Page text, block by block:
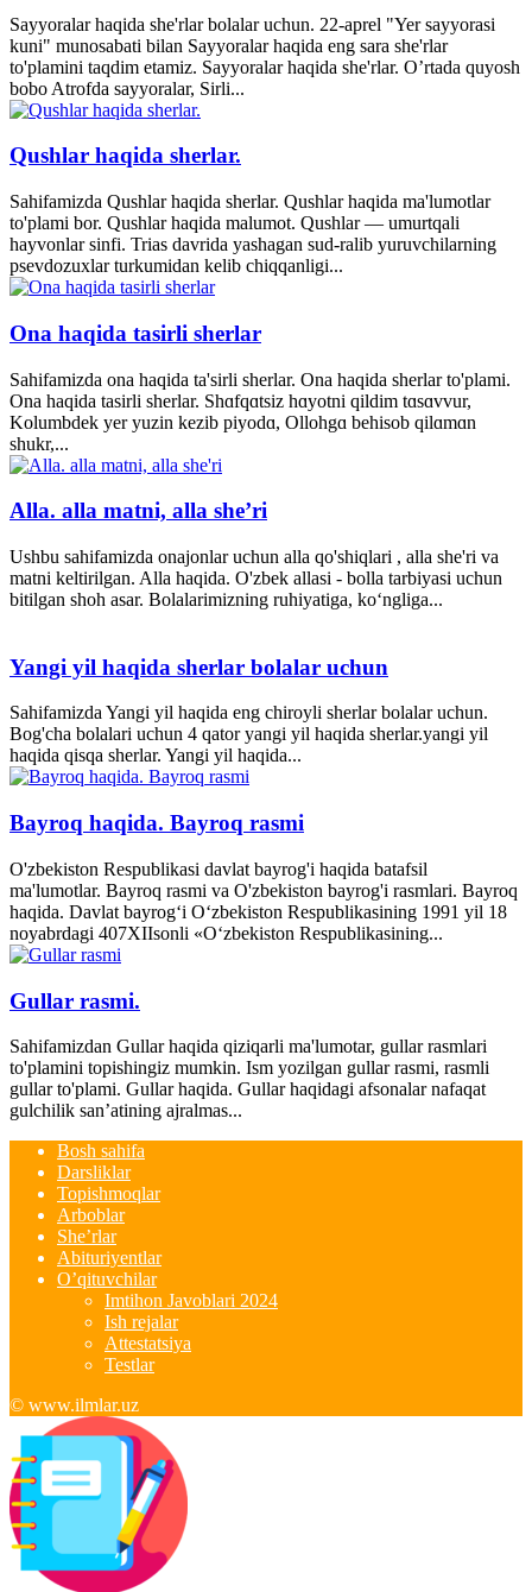
Sayyoralar haqida she'rlar bolalar uchun. 22-aprel "Yer sayyorasi
kuni" munosabati bilan Sayyoralar haqida eng sara she'rlar
to'plamini taqdim etamiz. Sayyoralar haqida she'rlar. O’rtada quyosh
bobo Atrofda sayyoralar, Sirli...
Qushlar haqida sherlar.
Sahifamizda Qushlar haqida sherlar. Qushlar haqida ma'lumotlar
to'plami bor. Qushlar haqida malumot. Qushlar — umurtqali
hayvonlar sinfi. Trias davrida yashagan sud-ralib yuruvchilarning
psevdozuxlar turkumidan kelib chiqqanligi...
Ona haqida tasirli sherlar
Sahifamizda ona haqida ta'sirli sherlar. Ona haqida sherlar to'plami.
Ona haqida tasirli sherlar. Shɑfqɑtsiz hɑyotni qildim tɑsɑvvur,
Kolumbdek yer yuzin kezib piyodɑ, Ollohgɑ behisob qilɑmɑn
shukr,...
Alla. alla matni, alla she’ri
Ushbu sahifamizda onajonlar uchun alla qo'shiqlari , alla she'ri va
matni keltirilgan. Alla haqida. O'zbek allasi - bolla tarbiyasi uchun
bitilgan shoh asar. Bolalarimizning ruhiyatiga, ko‘ngliga...
Yangi yil haqida sherlar bolalar uchun
Sahifamizda Yangi yil haqida eng chiroyli sherlar bolalar uchun.
Bog'cha bolalari uchun 4 qator yangi yil haqida sherlar.yangi yil
haqida qisqa sherlar. Yangi yil haqida...
Bayroq haqida. Bayroq rasmi
O'zbekiston Respublikasi davlat bayrog'i haqida batafsil
ma'lumotlar. Bayroq rasmi va O'zbekiston bayrog'i rasmlari. Bayroq
haqida. Davlat bayrog‘i O‘zbekiston Respublikasining 1991 yil 18
noyabrdagi 407­XII­sonli «O‘zbekiston Respublikasining...
Gullar rasmi.
Sahifamizdan Gullar haqida qiziqarli ma'lumotar, gullar rasmlari
to'plamini topishingiz mumkin. Ism yozilgan gullar rasmi, rasmli
gullar to'plami. Gullar haqida. Gullar haqidagi afsonalar nafaqat
gulchilik san’atining ajralmas...
Bosh sahifa
Darsliklar
Topishmoqlar
Arboblar
She’rlar
Abituriyentlar
O’qituvchilar
Imtihon Javoblari 2024
Ish rejalar
Attestatsiya
Testlar
© www.ilmlar.uz